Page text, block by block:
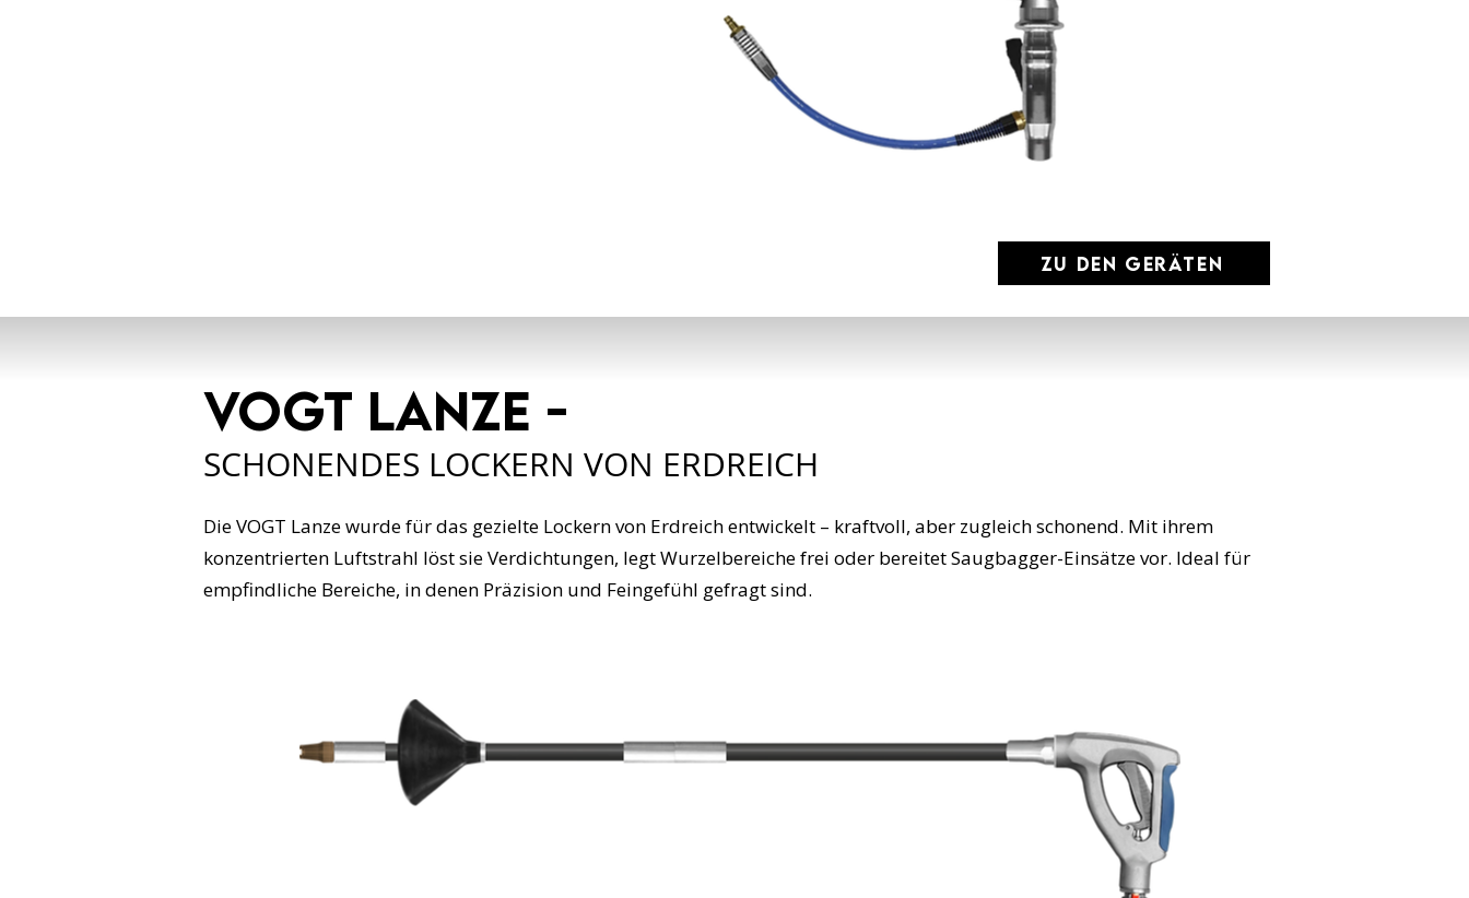
zu den Geräten
VOGT Lanze -
SCHONENDES LOCKERN VON ERDREICH
Die VOGT Lanze wurde für das gezielte Lockern von Erdreich entwickelt – kraftvoll, aber zugleich schonend. Mit ihrem
konzentrierten Luftstrahl löst sie Verdichtungen, legt Wurzelbereiche frei oder bereitet Saugbagger-Einsätze vor. Ideal für
empfindliche Bereiche, in denen Präzision und Feingefühl gefragt sind.